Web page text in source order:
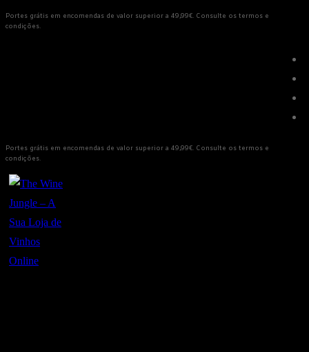
Saltar
Menu
Fechar
Portes grátis em encomendas de valor superior a 49,99€. Consulte os termos e
condições.
Portes grátis em encomendas de valor superior a 49,99€. Consulte os termos e
condições.